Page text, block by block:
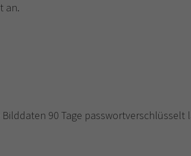
an.
Bilddaten 90 Tage